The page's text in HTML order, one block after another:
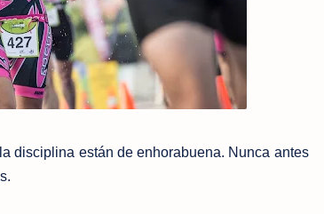
disciplina están de enhorabuena. Nunca antes